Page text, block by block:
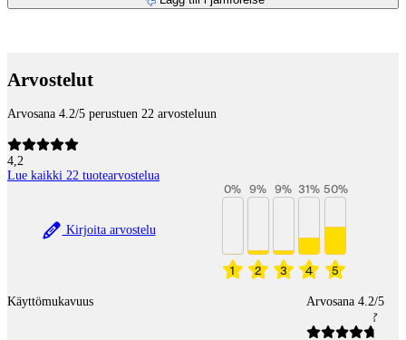
Arvostelut
Arvosana 4.2/5 perustuen 22 arvosteluun
4,2
Lue kaikki 22 tuotearvostelua
Kirjoita arvostelu
1
0%
2
9%
3
9%
4
31%
5
50%
Käyttömukavuus Arvosana 4.2/5